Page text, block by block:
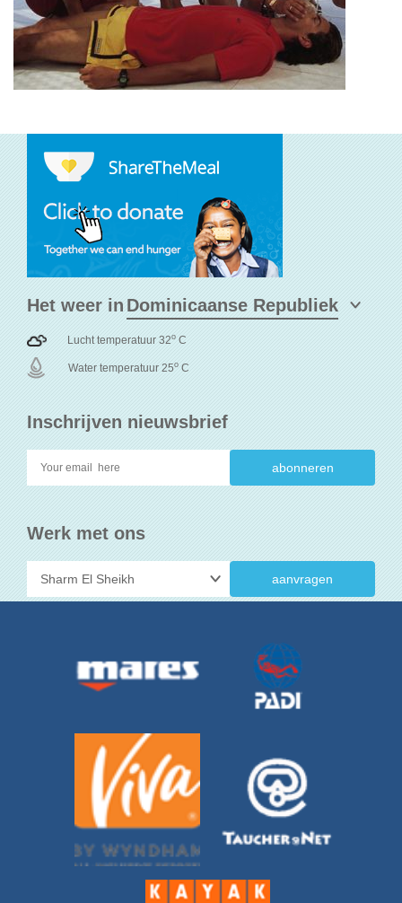
Inschrijven nieuwsbrief
Werk met ons
aanvragen
Het weer in
Lucht temperatuur 32o C
Water temperatuur 25o C